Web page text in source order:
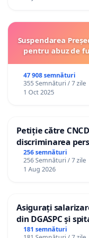
Suspendarea
pentru abuz de
47 908 semnături
355 Semnături / 7 zile
1 Oct 2025
Petiție către
discriminarea
către utilizatorul
256 semnături
256 Semnături / 7 zile
1 Aug 2026
Asigurați
din DGASPC și
181 semnături